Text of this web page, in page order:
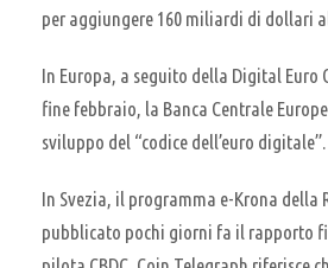
per aggiungere 160 miliardi di dollari
In Europa, a seguito della Digital Euro
fine febbraio, la Banca Centrale
sviluppo del “codice dell’euro digitale”.
In Svezia, il programma e-Krona della
pubblicato pochi giorni fa il rapporto